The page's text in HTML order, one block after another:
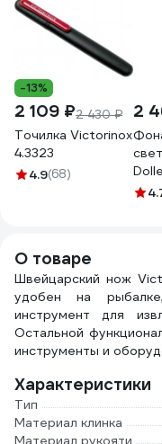
-13%
2 109 ₽2 430 ₽
Точилка Victorinox
4.3323
4.9(68)
2
О товаре
Швейцарский нож
удобен на
инструмент для
Остальной
инструменты и
Характеристики
Тип
Материал клинка
Материал рукояти